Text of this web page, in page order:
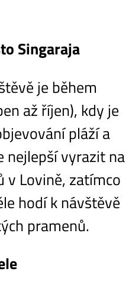
Singaraja
je během
až říjen), kdy je
pláží a
nejlepší vyrazit na
v Lovině, zatímco
hodí k návštěvě
pramenů.